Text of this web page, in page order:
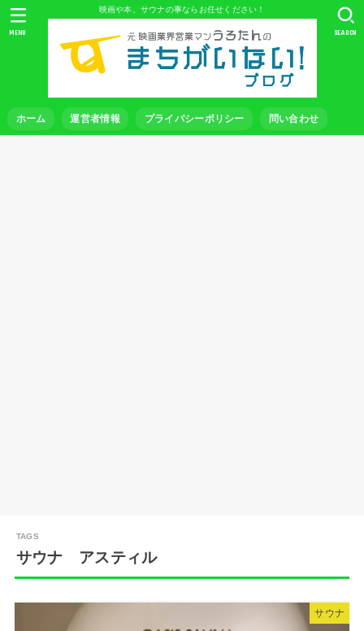
映画や本、サウナの事ならお任せください！
ホーム 運営者情報 プライバシーポリシー 問い合わせ
SEARCH
MENU
サウナ アスティル
サウナ